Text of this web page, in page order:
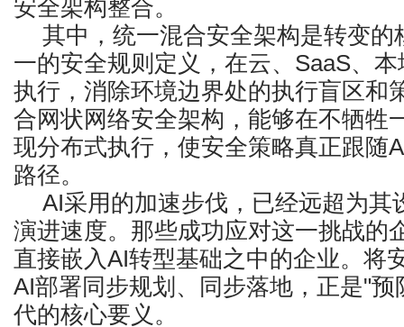
安全架构整合。
其中，统一混合安全架构是转变的
一的安全规则定义，在云、SaaS、
执行，消除环境边界处的执行盲区和
合网状网络安全架构，能够在不牺牲
现分布式执行，使安全策略真正跟随
路径。
AI采用的加速步伐，已经远超为其
演进速度。那些成功应对这一挑战的
直接嵌入AI转型基础之中的企业。将
AI部署同步规划、同步落地，正是"
代的核心要义。